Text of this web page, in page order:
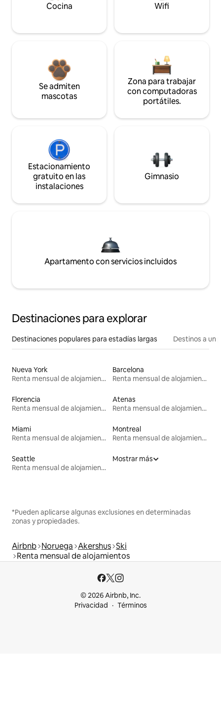
Cocina Wifi
Se admiten
mascotas
Zona para trabajar
con computadoras
portátiles.
Estacionamiento
gratuito en las
instalaciones
Gimnasio
Apartamento con servicios incluidos
Destinaciones para explorar
Destinaciones populares para estadías largas Destinos a un
Nueva York
Renta mensual de alojamientos
Barcelona
Renta mensual de alojamientos
Florencia
Renta mensual de alojamientos
Atenas
Renta mensual de alojamientos
Miami
Renta mensual de alojamientos
Montreal
Renta mensual de alojamientos
Seattle
Renta mensual de alojamientos
Mostrar más
*Pueden aplicarse algunas exclusiones en determinadas
zonas y propiedades.
Airbnb Noruega Akershus Ski
Renta mensual de alojamientos
© 2026 Airbnb, Inc.
Privacidad
Términos